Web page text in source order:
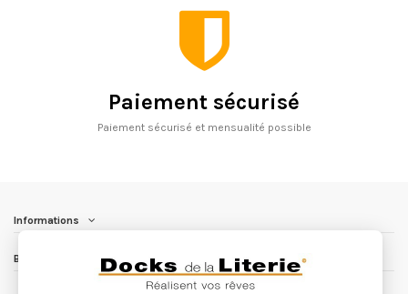
Paiement sécurisé
Paiement sécurisé et mensualité possible
Informations
Besoin d'aide ?